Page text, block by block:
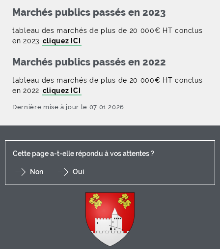
Marchés publics passés en 2023
tableau des marchés de plus de 20 000€ HT conclus
en 2023 cliquez ICI
Marchés publics passés en 2022
tableau des marchés de plus de 20 000€ HT conclus
en 2022 cliquez ICI
Dernière mise à jour le 07.01.2026
Cette page a-t-elle répondu à vos attentes ?
Non Oui